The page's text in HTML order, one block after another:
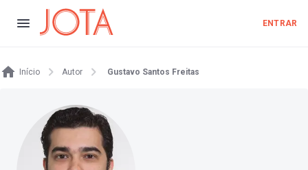
ENTRAR
Início Autor Gustavo Santos Freitas